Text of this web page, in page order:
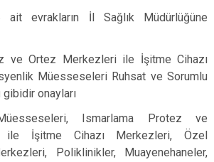
evrakların İl Sağlık Müdürlüğüne
ve Ortez Merkezleri ile İşitme Cihazı
Müesseseleri Ruhsat ve Sorumlu
onayları
Ismarlama Protez ve
ile İşitme Cihazı Merkezleri, Özel
Poliklinikler, Muayenehaneler,